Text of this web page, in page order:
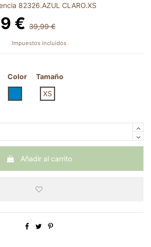
82326.AZUL CLARO.XS
€ 39,99 €
Impuestos incluidos
Color
AZUL CLARO
Tamaño
XS
Añadir al carrito